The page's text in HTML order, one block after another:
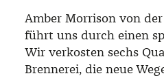
Amber Morrison von
führt uns durch einen
Wir verkosten sechs
Brennerei, die neue